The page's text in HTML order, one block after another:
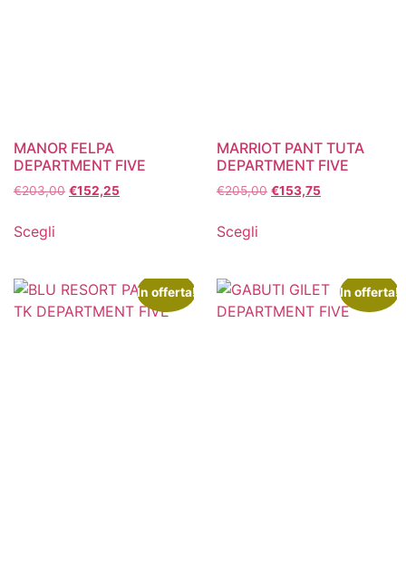
MANOR FELPA
DEPARTMENT FIVE
€203,00 €152,25
Scegli
MARRIOT PANT TUTA
DEPARTMENT FIVE
€205,00 €153,75
Scegli
In offerta! In offerta!